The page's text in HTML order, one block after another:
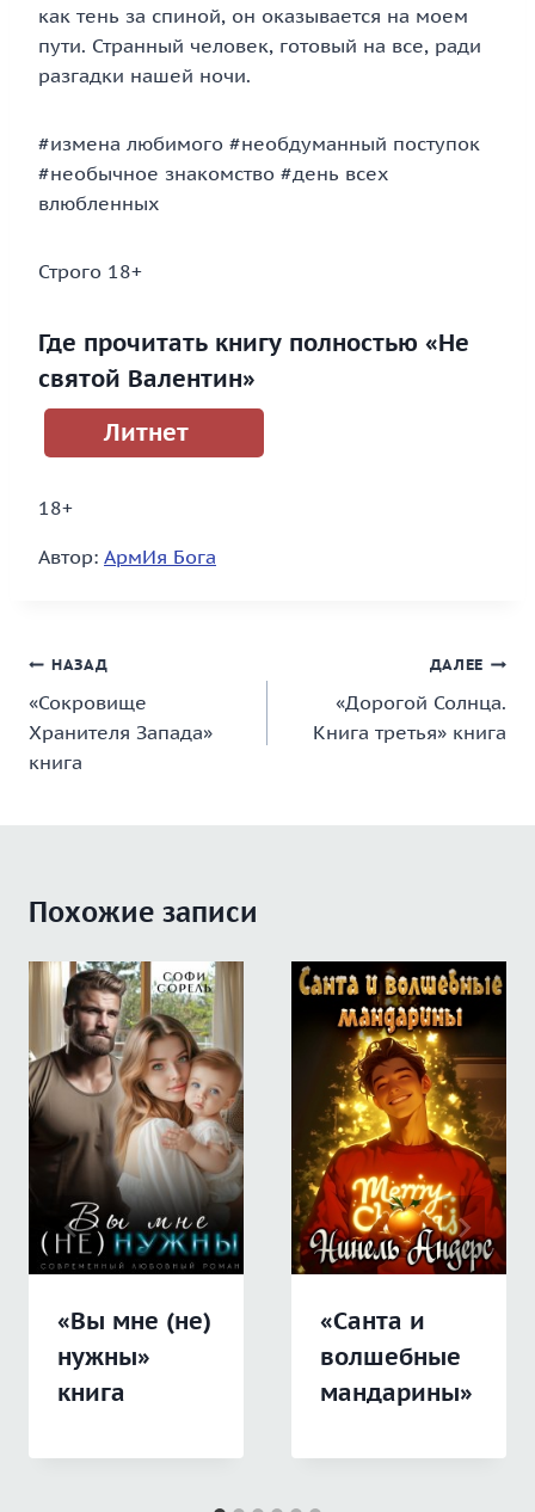
как тень за спиной, он оказывается на моем
пути. Странный человек, готовый на все, ради
разгадки нашей ночи.
#измена любимого #необдуманный поступок
#необычное знакомство #день всех
влюбленных
Строго 18+
Где прочитать книгу полностью «Не
святой Валентин»
Литнет
18+
Автор: АрмИя Бога
Навигация
по
записям
НАЗАД
«Сокровище
Хранителя Запада»
книга
ДАЛЕЕ
«Дорогой Солнца.
Книга третья» книга
Похожие записи
«Вы мне (не)
нужны»
книга
«Санта и
волшебные
мандарины»